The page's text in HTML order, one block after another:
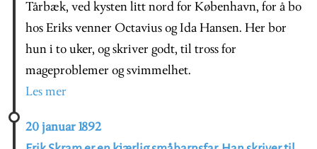
Tårbæk, ved kysten litt nord for København, for å bo
hos Eriks venner Octavius og Ida Hansen. Her bor
hun i to uker, og skriver godt, til tross for
mageproblemer og svimmelhet.
Les mer
20 januar 1892